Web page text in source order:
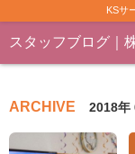
KSサ
スタッフブログ｜
ARCHIVE 2018年